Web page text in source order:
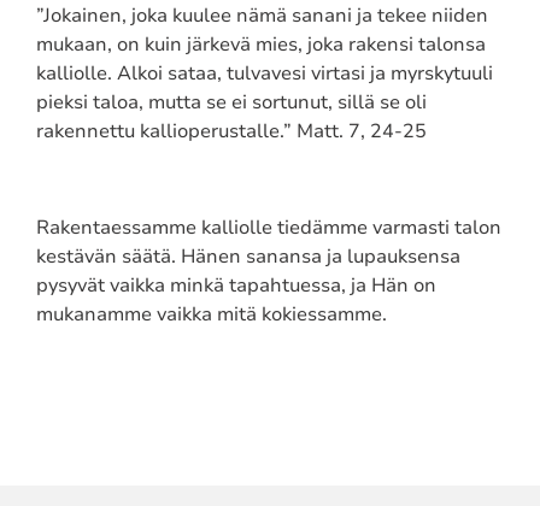
”Jokainen, joka kuulee nämä sanani ja tekee niiden
mukaan, on kuin järkevä mies, joka rakensi talonsa
kalliolle. Alkoi sataa, tulvavesi virtasi ja myrskytuuli
pieksi taloa, mutta se ei sortunut, sillä se oli
rakennettu kallioperustalle.” Matt. 7, 24-25
Rakentaessamme kalliolle tiedämme varmasti talon
kestävän säätä. Hänen sanansa ja lupauksensa
pysyvät vaikka minkä tapahtuessa, ja Hän on
mukanamme vaikka mitä kokiessamme.